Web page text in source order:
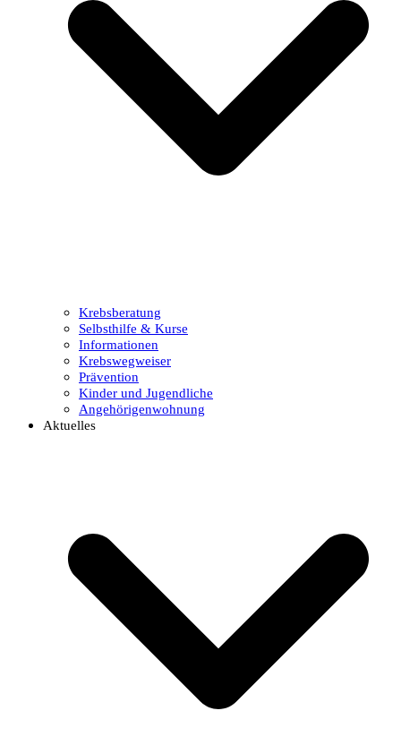
Krebsberatung
Selbsthilfe & Kurse
Informationen
Krebswegweiser
Prävention
Kinder und Jugendliche
Angehörigenwohnung
Aktuelles